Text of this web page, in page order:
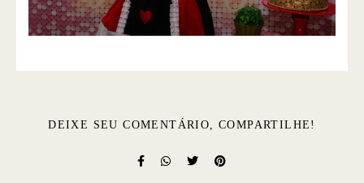
DEIXE SEU COMENTÁRIO, COMPARTILHE!